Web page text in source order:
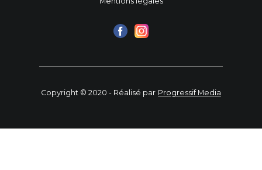
Copyright © 2020 - Réalisé par Progressif Media